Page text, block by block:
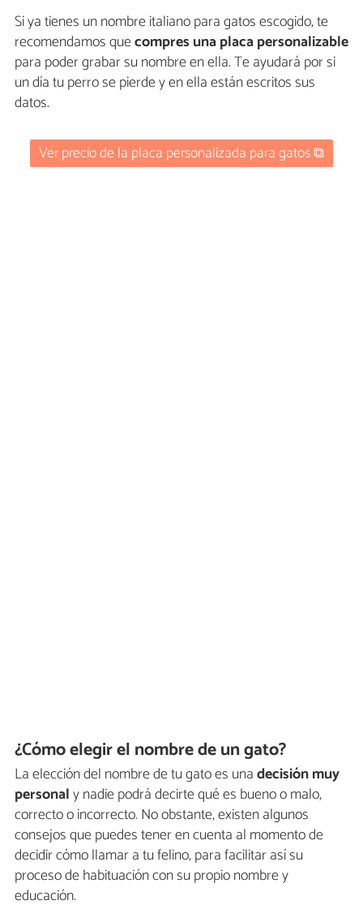
Si ya tienes un nombre italiano para gatos escogido, te
recomendamos quecompres una placa personalizable
para poder grabar su nombre en ella. Te ayudará por si
un día tu perro se pierde y en ella están escritos sus
datos.
Ver precio de la placa personalizada para gatos ⧉
¿Cómo elegir el nombre de un gato?
La elección del nombre de tu gato es unadecisión muy
personaly nadie podrá decirte qué es bueno o malo,
correcto o incorrecto. No obstante, existen algunos
consejos que puedes tener en cuenta al momento de
decidir cómo llamar a tu felino, para facilitar así su
proceso de habituación con su propio nombre y
educación.